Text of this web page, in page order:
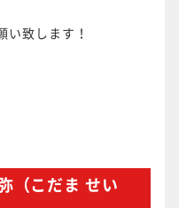
致します！
（こだま せい